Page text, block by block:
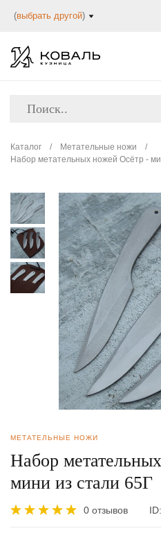
(выбрать другой)
Каталог / Метательные ножи
/
Набор метательных ножей Осётр -
МЕТАТЕЛЬНЫЕ НОЖИ
Набор
мини из стали 65Г
0 отзывов ID: